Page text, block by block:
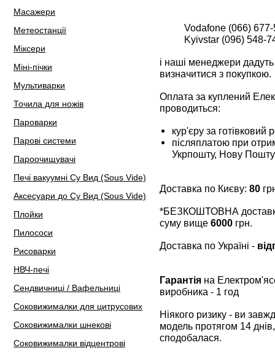
Масажери
Метеостанції
Міксери
Міні-пічки
Мультиварки
Точила для ножів
Пароварки
Парові системи
Пароочищувачі
Печі вакуумні Су Вид (Sous Vide)
Аксесуари до Су Вид (Sous Vide)
Плойки
Пилососи
Рисоварки
НВЧ-печі
Сендвичниці / Вафельниці
Соковижималки для цитрусових
Соковижималки шнекові
Соковижималки відцентрові
Vodafone (066)
Kyivstar (096) 548-
і наші менеджери
визначитися з покупкою.
Оплата за куплений
проводиться:
кур'єру за готівковий
післяплатою при
Укрпошту, Нову
Доставка по Києву: 80
*БЕЗКОШТОВНА
суму вище 6000 грн.
Доставка по Україні -
Гарантія на
виробника - 1 год
Ніякого ризику - ви
модель протягом 14
сподобалася.